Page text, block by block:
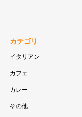
カテゴリ
イタリアン
カフェ
カレー
その他